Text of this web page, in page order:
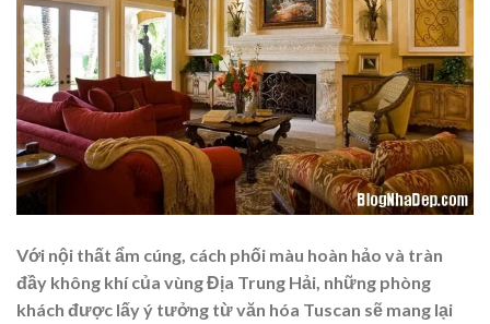
Với nội thất ẩm cúng, cách phối màu hoàn hảo và tràn
đầy không khí của vùng Địa Trung Hải, những phòng
khách được lấy ý tưởng từ văn hóa Tuscan sẽ mang lại